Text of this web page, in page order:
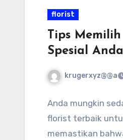
florist
Tips
Spesial Anda
krugerxyz@@a
Anda mungkin
florist terbaik
memastikan